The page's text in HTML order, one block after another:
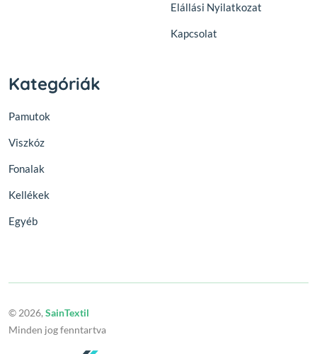
Elállási Nyilatkozat
Kapcsolat
Kategóriák
Pamutok
Viszkóz
Fonalak
Kellékek
Egyéb
© 2026,SainTextil
Minden jog fenntartva